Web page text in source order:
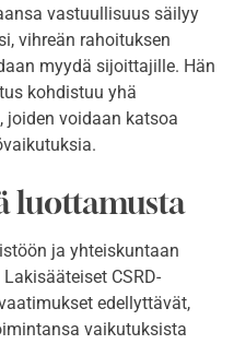
vastuullisuus säilyy
vihreän rahoituksen
myydä sijoittajille. Hän
kohdistuu yhä
joiden voidaan katsoa
luottamusta
ja yhteiskuntaan
CSRD-
edellyttävät,
vaikutuksista